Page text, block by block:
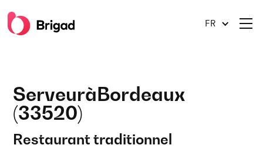
FR
ServeuràBordeaux
(33520)
Restaurant traditionnel